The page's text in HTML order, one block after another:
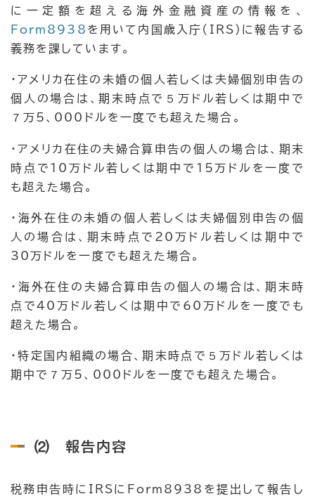
に一定額を超える海外金融資産の情報を、
Form8938 を用いて内国歳入庁（IRS）に報告する
義務を課しています。
・アメリカ在住の未婚の個人若しくは夫婦個別申告の
個人の場合は、期末時点で５万ドル若しくは期中で
７万5、000ドルを一度でも超えた場合。
・アメリカ在住の夫婦合算申告の個人の場合は、期末
時点で10万ドル若しくは期中で15万ドルを一度で
も超えた場合。
・海外在住の未婚の個人若しくは夫婦個別申告の個
人の場合は、期末時点で20万ドル若しくは期中で
30万ドルを一度でも超えた場合。
・海外在住の夫婦合算申告の個人の場合は、期末時
点で40万ドル若しくは期中で60万ドルを一度でも
超えた場合。
・特定国内組織の場合、期末時点で５万ドル若しくは
期中で７万5、000ドルを一度でも超えた場合。
⑵ 報告内容
税務申告時にIRSにForm8938を提出して報告し